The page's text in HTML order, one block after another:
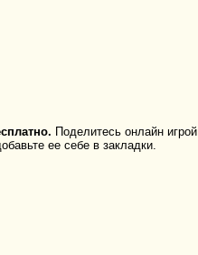
Поделитесь онлайн
ее себе в закладки.